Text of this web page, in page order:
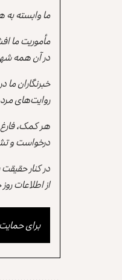
ما وابسته به
مأموریت ما
در آن همه
خبرنگاران
روایت‌های
هر کمک،
درخواست و
در کنار
از اطلاعات
برای